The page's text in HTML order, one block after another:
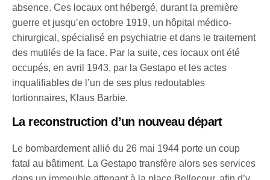
absence. Ces locaux ont hébergé, durant la première
guerre et jusqu’en octobre 1919, un hôpital médico-
chirurgical, spécialisé en psychiatrie et dans le traitement
des mutilés de la face. Par la suite, ces locaux ont été
occupés, en avril 1943, par la Gestapo et les actes
inqualifiables de l’un de ses plus redoutables
tortionnaires, Klaus Barbie.
La reconstruction d’un nouveau départ
Le bombardement allié du 26 mai 1944 porte un coup
fatal au bâtiment. La Gestapo transfère alors ses services